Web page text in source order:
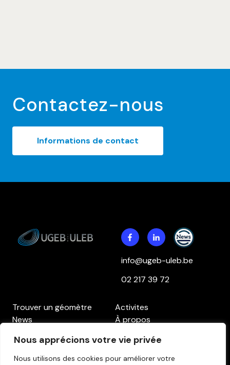
Nous apprécions votre vie privée
Nous utilisons des cookies pour améliorer votre
Contactez-nous
Informations de contact
Trouver un géomètre
Activites
News
À propos
Politique de confidentialitéPolitique des cookies
Clause de non-
info@ugeb-uleb.be
02 217 39 72